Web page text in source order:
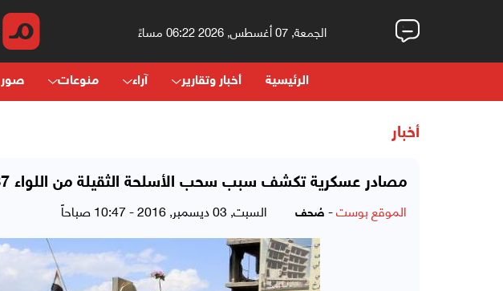
الجمعة, 07 أغسطس, 2026 06:22 مساءً
الرئيسية أخبار وتقارير آراء منوعات صور
أخبار
مصادر عسكرية تكشف سبب سحب الأسلحة الثقيلة من اللواء 37 مدرع بحضرموت إلى مأرب
الموقع بوست- صُحف السبت, 03 ديسمبر, 2016 - 10:47 صباحاً